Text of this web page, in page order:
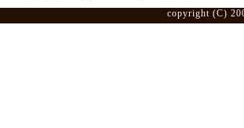
copyright (C)